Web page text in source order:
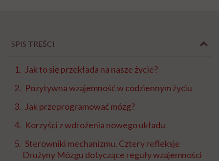
SPIS TREŚCI
Jak to się przekłada na nasze życie?
Pozytywna wzajemność w codziennym życiu
Jak przeprogramować mózg?
Korzyści z wdrożenia nowego układu
Sterowniki mechanizmu. Cztery refleksje
Drużyny Mózgu dotyczące reguły wzajemności